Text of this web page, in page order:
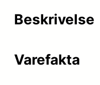
Beskrivelse
Varefakta